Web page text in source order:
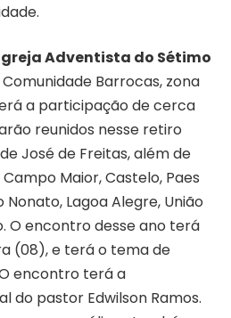
Adventista do Sétimo
Barrocas, zona
a participação de cerca
reunidos nesse retiro
José de Freitas, além de
Maior, Castelo, Paes
Nonato, Lagoa Alegre, União
O encontro desse ano terá
(08), e terá o tema de
encontro terá a
do pastor Edwilson Ramos.